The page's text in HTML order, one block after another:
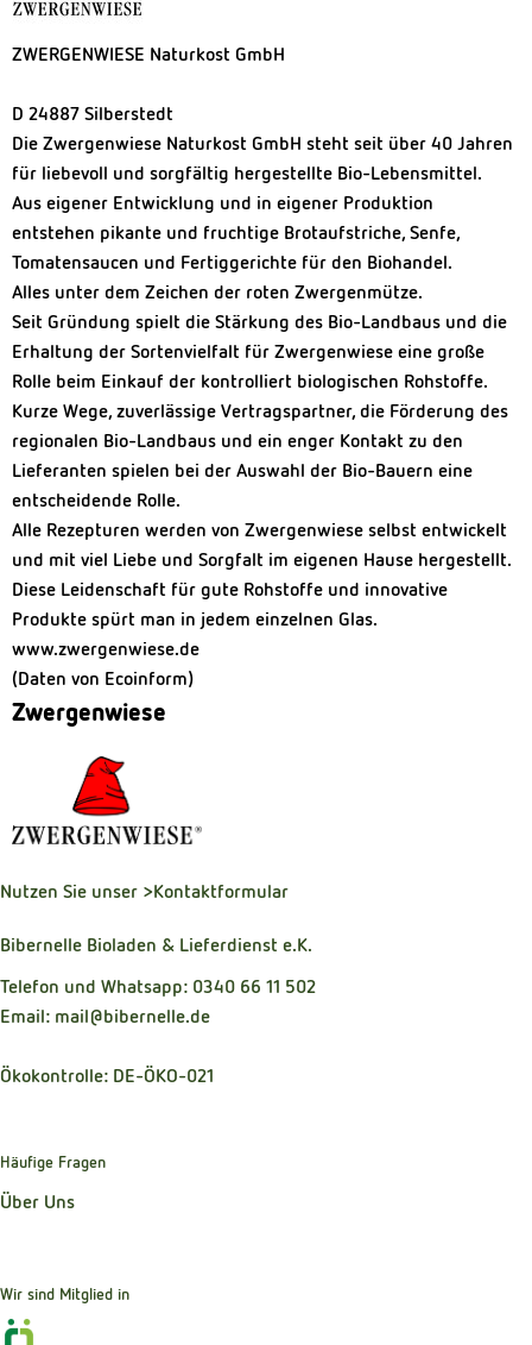
ZWERGENWIESE Naturkost GmbH
D 24887 Silberstedt
Die Zwergenwiese Naturkost GmbH steht seit über 40 Jahren
für liebevoll und sorgfältig hergestellte Bio-Lebensmittel.
Aus eigener Entwicklung und in eigener Produktion
entstehen pikante und fruchtige Brotaufstriche, Senfe,
Tomatensaucen und Fertiggerichte für den Biohandel.
Alles unter dem Zeichen der roten Zwergenmütze.
Seit Gründung spielt die Stärkung des Bio-Landbaus und die
Erhaltung der Sortenvielfalt für Zwergenwiese eine große
Rolle beim Einkauf der kontrolliert biologischen Rohstoffe.
Kurze Wege, zuverlässige Vertragspartner, die Förderung des
regionalen Bio-Landbaus und ein enger Kontakt zu den
Lieferanten spielen bei der Auswahl der Bio-Bauern eine
entscheidende Rolle.
Alle Rezepturen werden von Zwergenwiese selbst entwickelt
und mit viel Liebe und Sorgfalt im eigenen Hause hergestellt.
Diese Leidenschaft für gute Rohstoffe und innovative
Produkte spürt man in jedem einzelnen Glas.
www.zwergenwiese.de
(Daten von Ecoinform)
Zwergenwiese
Nutzen Sie unser >Kontaktformular
Bibernelle Bioladen & Lieferdienst e.K.
Telefon und Whatsapp: 0340 66 11 502
Email: mail@bibernelle.de
Ökokontrolle: DE-ÖKO-021
Häufige Fragen
Über Uns
Wir sind Mitglied in